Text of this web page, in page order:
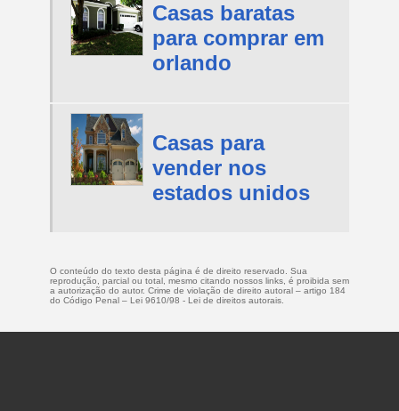
Casas baratas
para comprar em
orlando
Casas para
vender nos
estados unidos
O conteúdo do texto desta página é de direito reservado. Sua
reprodução, parcial ou total, mesmo citando nossos links, é proibida sem
a autorização do autor. Crime de violação de direito autoral – artigo 184
do Código Penal – Lei 9610/98 - Lei de direitos autorais